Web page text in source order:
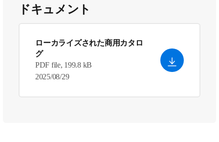
ドキュメント
ローカライズされた商用カタロ
グ
PDF file, 199.8 kB
2025/08/29